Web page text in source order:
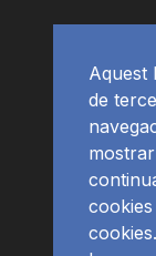
Aquest
de